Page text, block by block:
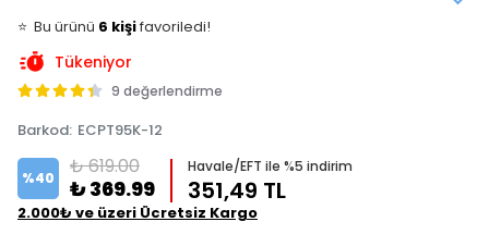
⭐️ Bu ürünü 6 kişifavoriledi!
🛒 3 kişisepetine ekledi!
Bugün 2 adet
Tükeniyor
9 değerlendirme
Barkod: ECPT95K-12
%40 ₺ 619.00
₺ 369.99
Havale/EFT ile %5 indirim
351,49 TL
2.000₺ ve üzeri Ücretsiz Kargo